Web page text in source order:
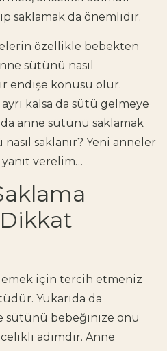
saklamak da önemlidir.
özellikle bebekten
sütünü nasıl
endişe konusu olur.
kalsa da sütü gelmeye
anne sütünü saklamak
saklanır? Yeni anneler
verelim…
için tercih etmeniz
Yukarıda da
sütünü bebeğinize onu
adımdır. Anne